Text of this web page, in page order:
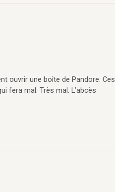
ouvrir une boîte de Pandore. Ces
fera mal. Très mal. L’abcès